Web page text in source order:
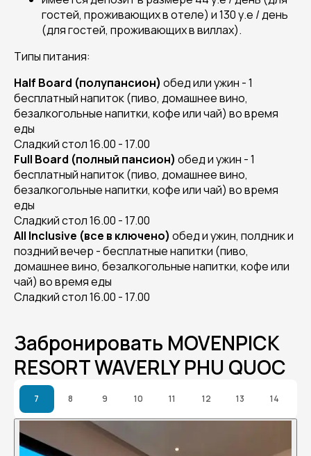
гостей, проживающих в отеле) и 130 у.е / день
(для гостей, проживающих в виллах).
Типы питания:
Half Board (полупансион) обед или ужин - 1
бесплатный напиток (пиво, домашнее вино,
безалкогольные напитки, кофе или чай) во время
еды
Сладкий стол 16.00 - 17.00
Full Board (полный пансион) обед и ужин - 1
бесплатный напиток (пиво, домашнее вино,
безалкогольные напитки, кофе или чай) во время
еды
Сладкий стол 16.00 - 17.00
All Inclusive (все в ключено) обед и ужин, полдник и
поздний вечер - бесплатные напитки (пиво,
домашнее вино, безалкогольные напитки, кофе или
чай) во время еды
Сладкий стол 16.00 - 17.00
Забронировать MOVENPICK
RESORT WAVERLY PHU QUOC
7 8 9 10 11 12 13 14